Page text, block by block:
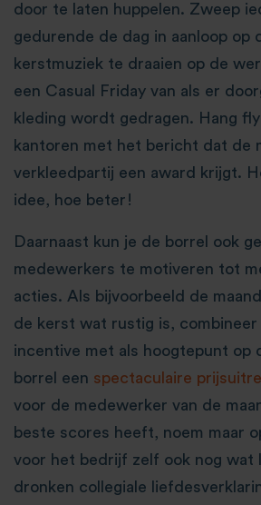
door te laten huppelen. Zweep
gedurende de dag in aanloop op
kerstmuziek te draaien op de
een Casual Friday van als er
kleding wordt gedragen. Hang
kantoren met het bericht dat de
verkleedpartij een award krijgt.
idee, hoe beter!
Daarnaast kun je de borrel ook
medewerkers te motiveren tot
acties. Als bijvoorbeeld de
de kerst wat rustig is,
incentive met als hoogtepunt op
borrel een spectaculaire
voor de medewerker van de
beste scores heeft, noem maar
voor het bedrijf zelf ook nog wat
dronken collegiale